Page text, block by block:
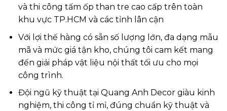
và thi công tấm ốp than tre cao cấp trên toàn
khu vực TP.HCM và các tỉnh lân cận
Với lợi thế hàng có sẵn số lượng lớn, đa dạng mẫu
mã và mức giá tận kho, chúng tôi cam kết mang
đến giải pháp vật liệu nội thất tối ưu cho mọi
công trình.
Đội ngũ kỹ thuật tại Quang Anh Decor giàu kinh
nghiệm, thi công tỉ mỉ, đúng chuẩn kỹ thuật và